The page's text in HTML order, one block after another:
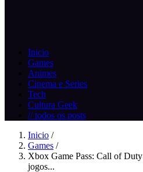
Inicio
Games
Animes
Cinema e Series
Tech
Cultura Geek
// todos os posts
Inicio /
Games /
Xbox Game Pass: Call of
jogos...